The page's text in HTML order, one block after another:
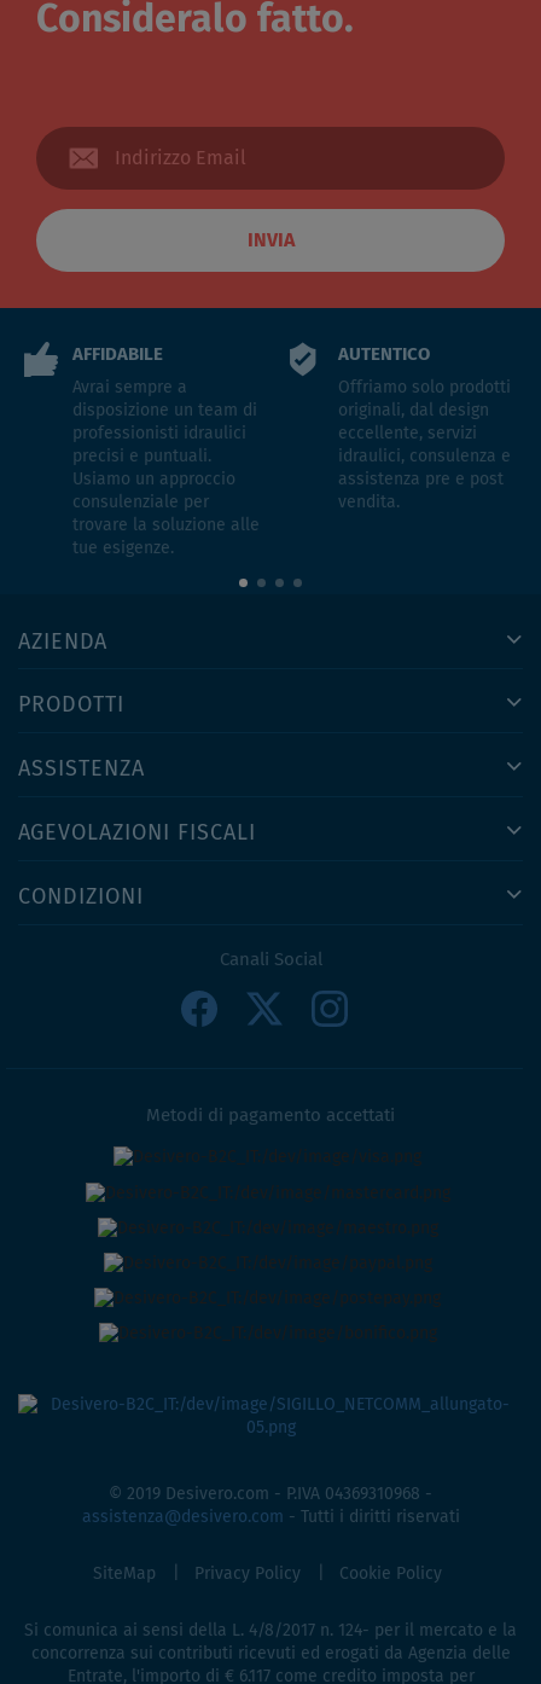
Consideralo fatto.
INVIA
AFFIDABILE
Avrai sempre a
disposizione un team di
professionisti idraulici
precisi e puntuali.
Usiamo un approccio
consulenziale per
trovare la soluzione alle
tue esigenze.
AUTENTICO
Offriamo solo prodotti
originali, dal design
eccellente, servizi
idraulici, consulenza e
assistenza pre e post
vendita.
AZIENDA
PRODOTTI
ASSISTENZA
AGEVOLAZIONI FISCALI
CONDIZIONI
Canali Social
Metodi di pagamento accettati
© 2019 Desivero.com - P.IVA 04369310968 -
assistenza@desivero.com - Tutti i diritti riservati
SiteMap Privacy Policy Cookie Policy
Si comunica ai sensi della L. 4/8/2017 n. 124- per il mercato e la
concorrenza sui contributi ricevuti ed erogati da Agenzia delle
Entrate, l'importo di € 6.117 come credito imposta per